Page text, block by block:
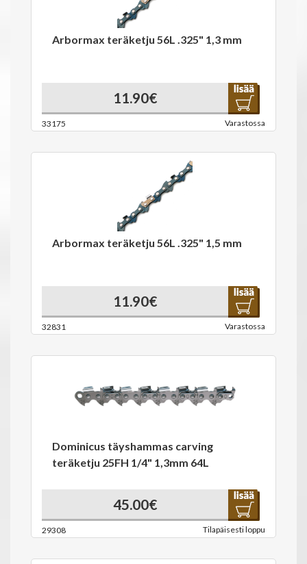
Arbormax teräketju 56L .325" 1,3 mm
11.90€
33175 Varastossa
Arbormax teräketju 56L .325" 1,5 mm
11.90€
32831 Varastossa
Dominicus täyshammas carving
teräketju 25FH 1/4" 1,3mm 64L
45.00€
29308 Tilapäisesti loppu